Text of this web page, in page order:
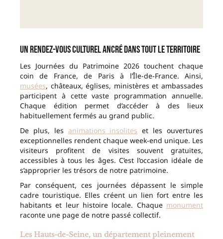
Un rendez-vous culturel ancré dans tout le territoire
Les Journées du Patrimoine 2026 touchent chaque
coin de France, de Paris à l’Île-de-France. Ainsi,
musées, châteaux, églises, ministères et ambassades
participent à cette vaste programmation annuelle.
Chaque édition permet d’accéder à des lieux
habituellement fermés au grand public.
De plus, les animations insolites et les ouvertures
exceptionnelles rendent chaque week-end unique. Les
visiteurs profitent de visites souvent gratuites,
accessibles à tous les âges. C’est l’occasion idéale de
s’approprier les trésors de notre patrimoine.
Par conséquent, ces journées dépassent le simple
cadre touristique. Elles créent un lien fort entre les
habitants et leur histoire locale. Chaque monument
raconte une page de notre passé collectif.
Les Hauts-de-Seine, un département pleinement